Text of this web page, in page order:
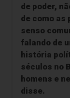
de poder,
de como as
senso
falando de
história
séculos no
homens e
disse.